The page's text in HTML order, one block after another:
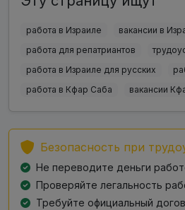
работа в Израиле
вакансии в
работа для репатриантов
работа в Израиле для русских
работа в Кфар Саба
вакансии
Безопасность при
Не переводите деньги
Проверяйте легальность
Требуйте официальный